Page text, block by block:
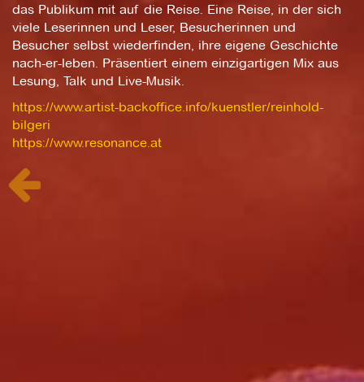
das Publikum mit auf die Reise. Eine Reise, in der sich
viele Leserinnen und Leser, Besucherinnen und
Besucher selbst wiederfinden, ihre eigene Geschichte
nach-er-leben. Präsentiert einem einzigartigen Mix aus
Lesung, Talk und Live-Musik.
https://www.artist-backoffice.info/kuenstler/reinhold-
bilgeri
https://www.resonance.at